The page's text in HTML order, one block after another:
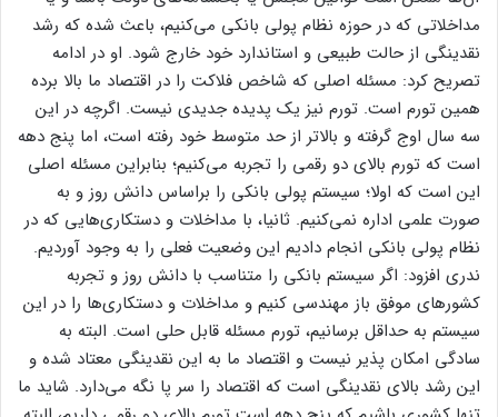
مداخلاتی که در حوزه نظام پولی بانکی می‌کنیم، باعث شده که رشد
نقدینگی از حالت طبیعی و استاندارد خود خارج شود. او در ادامه
تصریح کرد: مسئله اصلی که شاخص فلاکت را در اقتصاد ما بالا برده
همین تورم است. تورم نیز یک پدیده جدیدی نیست. اگرچه در این
سه سال اوج گرفته و بالاتر از حد متوسط خود رفته است، اما پنج دهه
است که تورم بالای دو رقمی را تجربه می‌کنیم؛ بنابراین مسئله اصلی
این است که اولا؛ سیستم پولی بانکی را براساس دانش روز و به
صورت علمی اداره نمی‌کنیم. ثانیا، با مداخلات و دستکاری‌هایی که در
نظام پولی بانکی انجام دادیم این وضعیت فعلی را به وجود آوردیم.
ندری افزود: اگر سیستم بانکی را متناسب با دانش روز و تجربه
کشور‌های موفق باز مهندسی کنیم و مداخلات و دستکاری‌ها را در این
سیستم به حداقل برسانیم، تورم مسئله قابل حلی است. البته به
سادگی امکان پذیر نیست و اقتصاد ما به این نقدینگی معتاد شده و
این رشد بالای نقدینگی است که اقتصاد را سر پا نگه می‌دارد. شاید ما